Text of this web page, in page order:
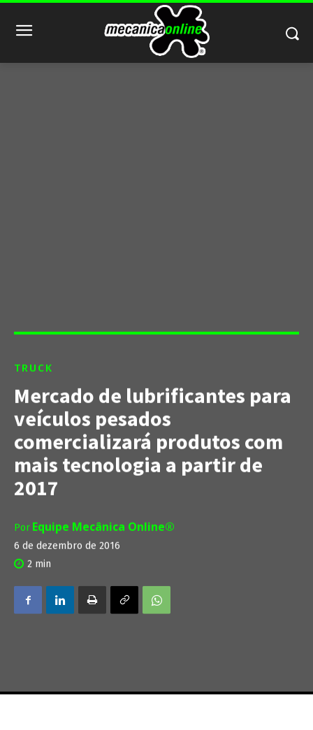
TRUCK
Mercado de lubrificantes para
veículos pesados
comercializará produtos com
mais tecnologia a partir de
2017
Por Equipe Mecânica Online®
6 de dezembro de 2016
2 min